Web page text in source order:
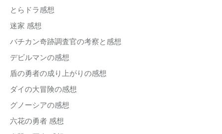
とらドラ感想
迷家 感想
バチカン奇跡調査官の考察と感想
デビルマンの感想
盾の勇者の成り上がりの感想
ダイの大冒険の感想
グノーシアの感想
六花の勇者 感想